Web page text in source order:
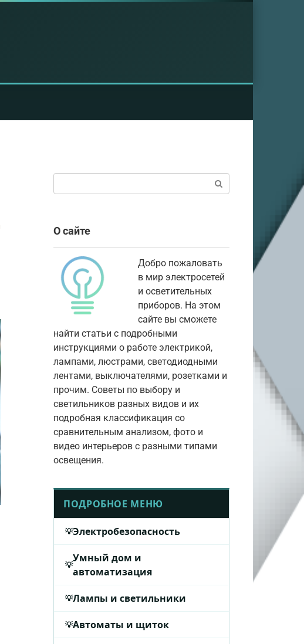
О сайте
Добро пожаловать
в мир электросетей
и осветительных
приборов. На этом
сайте вы сможете
найти статьи с подробными
инструкциями о работе электрикой,
лампами, люстрами, светодиодными
лентами, выключателями, розетками и
прочим. Советы по выбору и
светильников разных видов и их
подробная классификация со
сравнительным анализом, фото и
видео интерьеров с разными типами
освещения.
ПОДРОБНОЕ МЕНЮ
Электробезопасность
Умный дом и
автоматизация
Лампы и светильники
Автоматы и щиток